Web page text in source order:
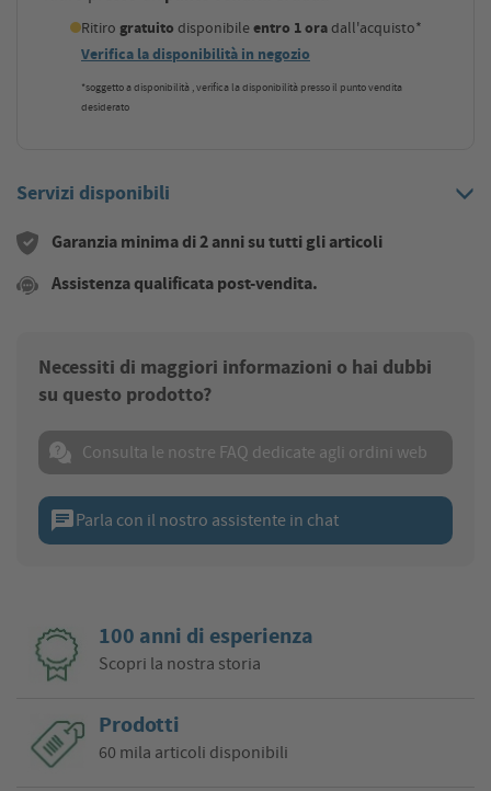
Ritiro gratuito disponibileentro 1 oradall'acquisto*
Verifica la disponibilità in negozio
*soggetto a disponibilità , verifica la disponibilità presso il punto vendita
desiderato
Servizi disponibili
Garanzia minima di 2 anni su tutti gli articoli
Assistenza qualificata post-vendita.
Necessiti di maggiori informazioni o hai dubbi
su questo prodotto?
Consulta le nostre FAQ dedicate agli ordini web
chatParla con il nostro assistente in chat
100 anni di esperienza
Scopri la nostra storia
Prodotti
60 mila articoli disponibili